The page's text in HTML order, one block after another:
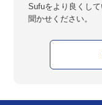
Sufuをより良くし
聞かせください。